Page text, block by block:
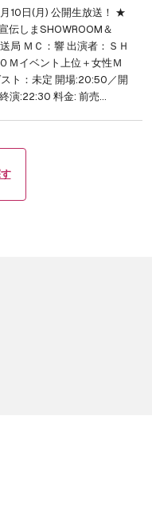
10日(月) 公開生放送！ ★
伝しまSHOWROOM＆
局 ＭＣ：響 出演者：ＳＨ
Ｍイベント上位＋女性Ｍ
スト：未定 開場:20:50／開
演:22:30 料金: 前売…